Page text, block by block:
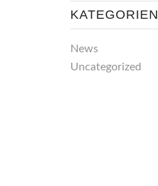
KATEGORIEN
News
Uncategorized